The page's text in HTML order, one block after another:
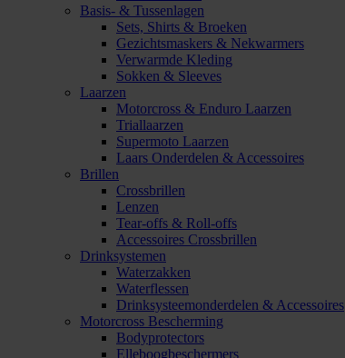
Basis- & Tussenlagen
Sets, Shirts & Broeken
Gezichtsmaskers & Nekwarmers
Verwarmde Kleding
Sokken & Sleeves
Laarzen
Motorcross & Enduro Laarzen
Triallaarzen
Supermoto Laarzen
Laars Onderdelen & Accessoires
Brillen
Crossbrillen
Lenzen
Tear-offs & Roll-offs
Accessoires Crossbrillen
Drinksystemen
Waterzakken
Waterflessen
Drinksysteemonderdelen & Accessoires
Motorcross Bescherming
Bodyprotectors
Elleboogbeschermers